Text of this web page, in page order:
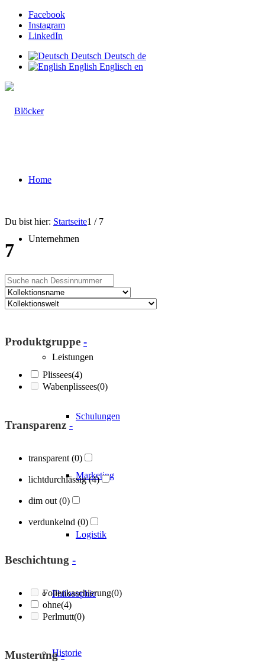
Facebook
Instagram
LinkedIn
Deutsch Deutsch de
English Englisch en
Home
Unternehmen
Über Blöcker
Leistungen
Schulungen
Marketing
Logistik
Philosophie
Historie
Du bist hier: Startseite1 / 7
7
Produktgruppe -
Plissees(4)
Wabenplissees(0)
Transparenz -
transparent (0)
lichtdurchlässig(4)
dim out (0)
verdunkelnd (0)
Beschichtung -
Folienkaschierung(0)
ohne(4)
Perlmutt(0)
Musterung-